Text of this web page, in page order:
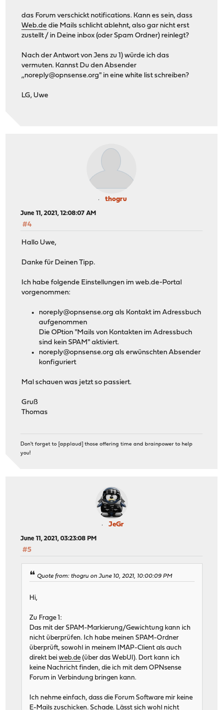
das Forum verschickt notifications. Kann es sein, dass
Web.de die Mails schlicht ablehnt, also gar nicht erst
zustellt / in Deine inbox (oder Spam Ordner) reinlegt?
Nach der Antwort von Jens zu 1) würde ich das
vermuten. Kannst Du den Absender
,,noreply@opnsense.org" in eine white list schreiben?
LG, Uwe
thogru
June 11, 2021, 12:08:07 AM
#4
Hallo Uwe,
Danke für Deinen Tipp.
Ich habe folgende Einstellungen im web.de-Portal
vorgenommen:
noreply@opnsense.org als Kontakt im Adressbuch
aufgenommen
Die OPtion "Mails von Kontakten im Adressbuch
sind kein SPAM" aktiviert.
noreply@opnsense.org als erwünschten Absender
konfiguriert
Mal schauen was jetzt so passiert.
Gruß
Thomas
Don't forget to [applaud] those offering time and brainpower to help
you!
JeGr
June 11, 2021, 03:23:08 PM
#5
Quote from: thogru on June 10, 2021, 10:00:09 PM
Hi,
Zu Frage 1:
Das mit der SPAM-Markierung/Gewichtung kann ich
nicht überprüfen. Ich habe meinen SPAM-Ordner
überprüft, sowohl in meinem IMAP-Client als auch
direkt beiweb.de (über das WebUI). Dort kann ich
keine Nachricht finden, die ich mit dem OPNsense
Forum in Verbindung bringen kann.
Ich nehme einfach, dass die Forum Software mir keine
E-Mails zuschicken. Schade. Lässt sich wohl nicht